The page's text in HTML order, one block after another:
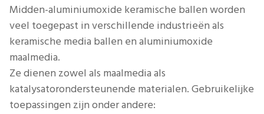
Midden-aluminiumoxide keramische ballen worden
veel toegepast in verschillende industrieën als
keramische media ballen en aluminiumoxide
maalmedia.
Ze dienen zowel als maalmedia als
katalysatorondersteunende materialen. Gebruikelijke
toepassingen zijn onder andere: